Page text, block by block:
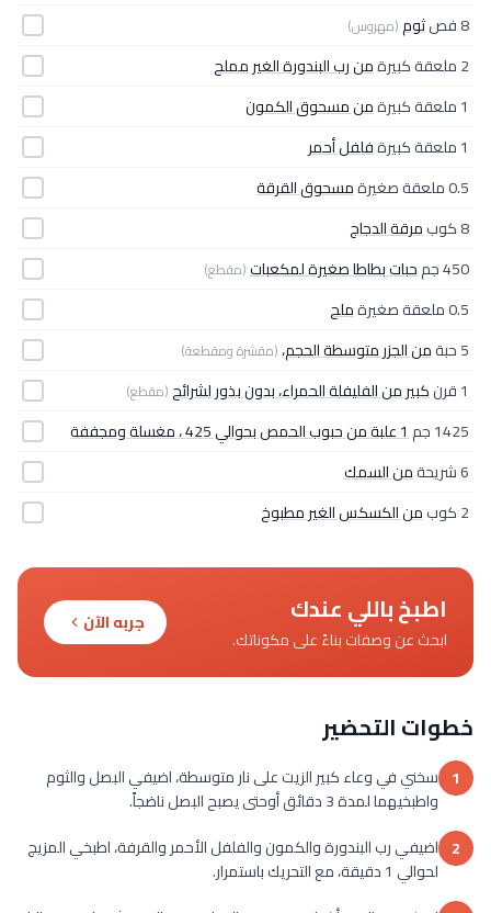
8 فص ثوم(مهروس)
2 ملعقة كبيرة
من رب البندورة الغير مملح
1 ملعقة كبيرة
من مسحوق الكمون
1 ملعقة كبيرة
فلفل أحمر
0.5 ملعقة صغيرة
مسحوق القرقة
8 كوب
مرقة الدجاج
450 جم
حبات بطاطا صغيرة لمكعبات(مقطع)
0.5 ملعقة صغيرة
ملح
5 حبة
من الجزر متوسطة الحجم،(مقشرة ومقطعة)
1 قرن كبير من الفليفلة الحمراء، بدون بذور لشرائح(مقطع)
1425 جم
1 علبة من حبوب الحمص بحوالي 425 ، مغسلة ومجففة
6 شريحة
من السمك
2 كوب
من الكسكس الغير مطبوخ
اطبخ باللي عندك
ابحث عن وصفات بناءً على مكوناتك.
جربه الآن
خطوات التحضير
1 سخني في وعاء كبير الزيت على نار متوسطة، اضيفي البصل والثوم
واطبخيهما لمدة 3 دقائق أوحتى يصبح البصل ناضجاً.
2 اضيفي رب البندورة والكمون والفلفل الأحمر والقرفة، اطبخي المزيج
لحوالي 1 دقيقة، مع التحريك باستمرار.